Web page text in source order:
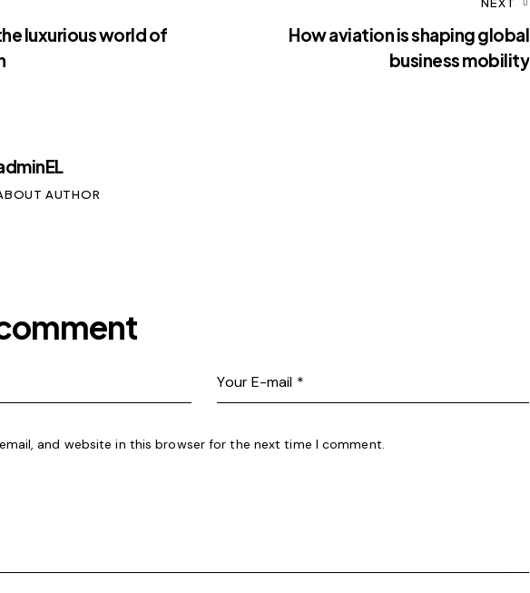
luxurious world of
NEXT
How aviation is shaping global
business mobility
AUTHOR
and website in this browser for the next time I comment.